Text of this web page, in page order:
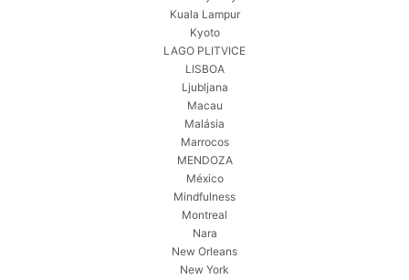
Kuala Lampur
Kyoto
LAGO PLITVICE
LISBOA
Ljubljana
Macau
Malásia
Marrocos
MENDOZA
México
Mindfulness
Montreal
Nara
New Orleans
New York